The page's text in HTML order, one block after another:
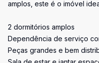
amplos, este é o imóvel
2 dormitórios amplos
Dependência de serviço
Peças grandes e bem